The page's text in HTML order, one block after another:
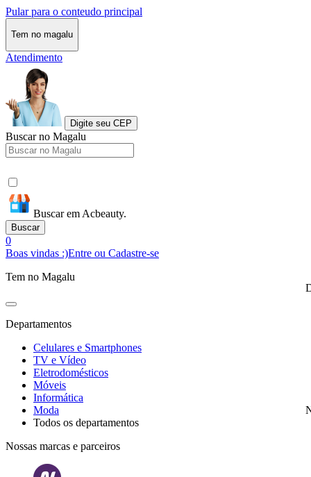
Pular para o conteudo principal
Tem no magalu
Atendimento
Digite seu CEP
Buscar no Magalu
Buscar em Acbeauty.
Buscar
0
Boas vindas :)Entre ou Cadastre-se
Tem no Magalu
Departamentos
Celulares e Smartphones
TV e Vídeo
Eletrodomésticos
Móveis
Informática
Moda
Todos os departamentos
Nossas marcas e parceiros